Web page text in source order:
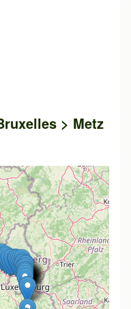
> Metz